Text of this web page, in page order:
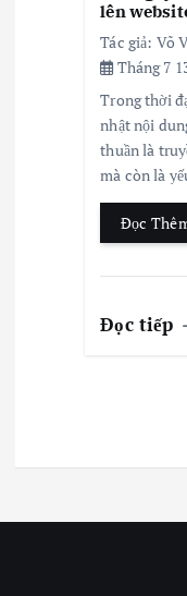
lên
Tác giả: Võ
Tháng 7
Trong thời
nhật nội
thuần là
mà còn là
Đọc
Đọc tiếp